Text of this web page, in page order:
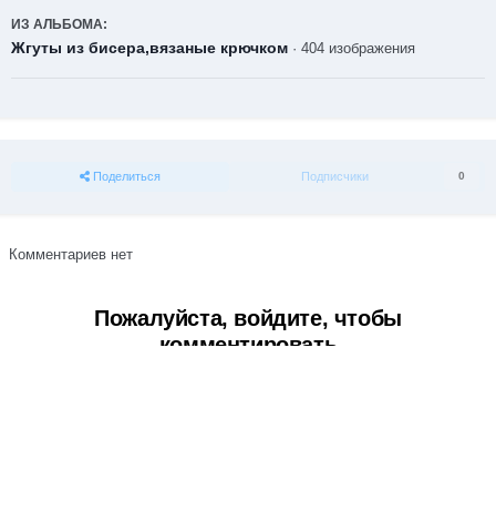
ИЗ АЛЬБОМА:
Жгуты из бисера,вязаные крючком · 404 изображения
Поделиться Подписчики 0
Комментариев нет
Пожалуйста, войдите, чтобы
комментировать